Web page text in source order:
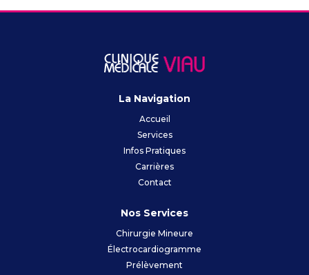
La Navigation
Accueil
Services
Infos Pratiques
Carrières
Contact
Nos Services
Chirurgie Mineure
Électrocardiogramme
Prélèvement